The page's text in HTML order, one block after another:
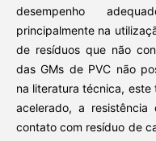
desempenho
principalmente na
de resíduos que não
das GMs de PVC não
na literatura técnica, este
acelerado, a
contato com resíduo de